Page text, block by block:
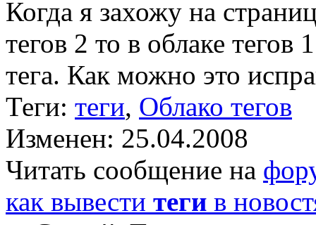
Когда я захожу на
тегов 2 то в облаке тегов
тега. Как можно это
Теги: теги, Облако тегов
Изменен: 25.04.2008
Читать сообщение на
как вывести теги в